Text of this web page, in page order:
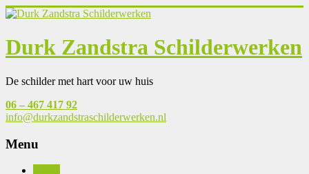
Durk Zandstra Schilderwerken
De schilder met hart voor uw huis
06 – 467 417 92
info@durkzandstraschilderwerken.nl
Menu